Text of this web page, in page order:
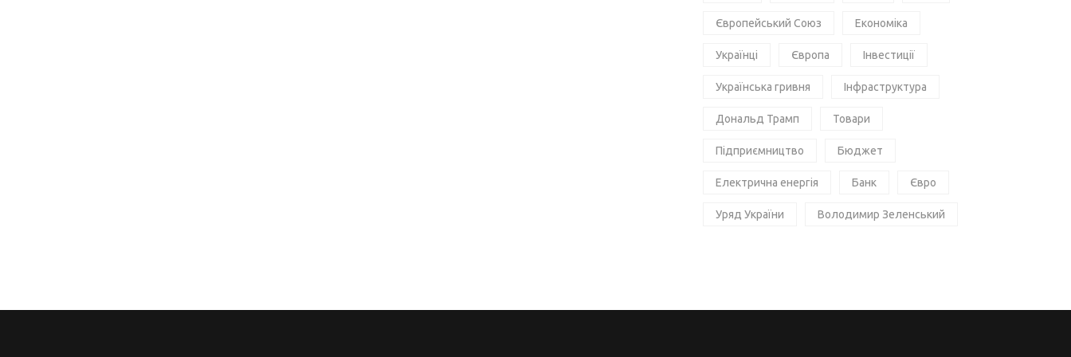
Європейський Союз Економіка
Українці Європа Інвестиції
Українська гривня Інфраструктура
Дональд Трамп Товари
Підприємництво Бюджет
Електрична енергія Банк Євро
Уряд України Володимир Зеленський